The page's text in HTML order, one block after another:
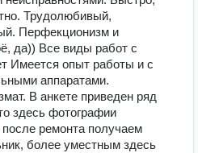
Трудолюбивый,
Перфекционизм и
да)) Все виды работ с
Имеется опыт работы и с
аппаратами.
В анкете приведен ряд
здесь фотографии
ремонта получаем
более уместным здесь